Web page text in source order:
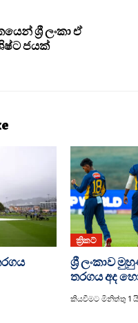
ශ්‍රී ලංකා ඒ
ජයක්
ක්‍රිකට්
ශ්‍රී ලංකාව
තරගය අද
කියවීමට මිනිත්තු 1 යි